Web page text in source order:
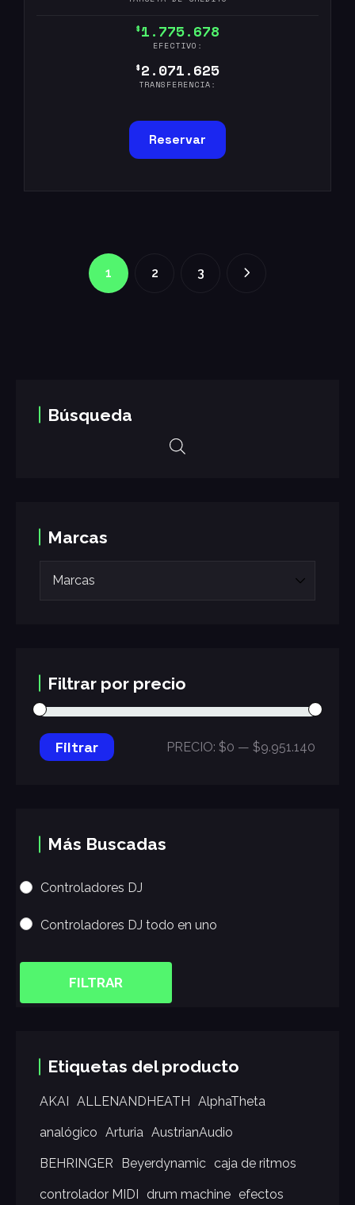
$1.775.678
EFECTIVO:
$2.071.625
TRANSFERENCIA:
Reservar
1 2 3
Búsqueda
Marcas
Filtrar por precio
Filtrar PRECIO: $0 — $9.951.140
Más Buscadas
Controladores DJ
Controladores DJ todo en uno
FILTRAR
Etiquetas del producto
AKAI ALLENANDHEATH AlphaTheta
analógico Arturia AustrianAudio
BEHRINGER Beyerdynamic caja de ritmos
controlador MIDI drum machine efectos